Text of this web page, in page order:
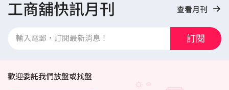
工商舖快訊月刊 查看月刊
訂閱
歡迎委託我們放盤或找盤